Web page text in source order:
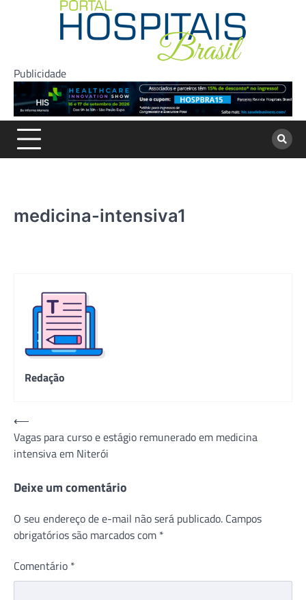
Publicidade
medicina-intensiva1
Redação
Navegação
de
Post
⟵
Vagas para curso e estágio remunerado em medicina
intensiva em Niterói
Deixe um comentário
O seu endereço de e-mail não será publicado. Campos
obrigatórios são marcados com *
Comentário *